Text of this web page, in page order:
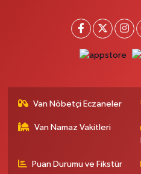
Van Nöbetçi Eczaneler
Van Namaz Vakitleri
Puan Durumu ve Fikstür